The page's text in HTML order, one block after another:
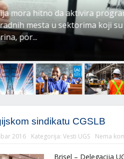
mora hitno da aktivira
mesta u sektorima koji
por...
sindikatu CGSLB
2016 Kategorija: Vesti UGS Nema
Brisel – Delegacija